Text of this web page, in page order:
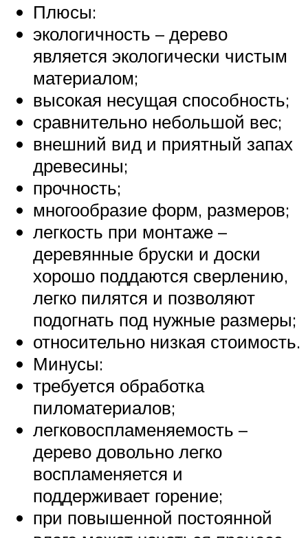
Плюсы:
экологичность – дерево
является экологически чистым
материалом;
высокая несущая способность;
сравнительно небольшой вес;
внешний вид и приятный запах
древесины;
прочность;
многообразие форм, размеров;
легкость при монтаже –
деревянные бруски и доски
хорошо поддаются сверлению,
легко пилятся и позволяют
подогнать под нужные размеры;
относительно низкая стоимость.
Минусы:
требуется обработка
пиломатериалов;
легковоспламеняемость –
дерево довольно легко
воспламеняется и
поддерживает горение;
при повышенной постоянной